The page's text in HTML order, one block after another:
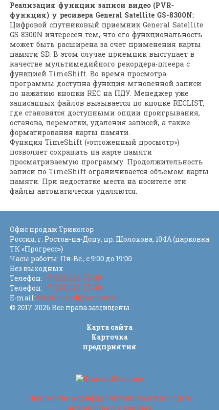
Реализация функции записи видео (PVR-
функция) у ресивера General Satellite GS-8300N:
Цифровой спутниковый приемник General Satellite
GS-8300N интересен тем, что его функциональность
может быть расширена за счет применения карты
памяти SD. В этом случае приемник выступает в
качестве мультимедийного рекордера-плеера с
функцией TimeShift. Во время просмотра
программы доступна функция мгновенной записи
по нажатию кнопки REC на ПДУ. Менеджер уже
записанных файлов вызывается по кнопке RECLIST,
где становятся доступными опции проигрывания,
останова, перемотки, удаления записей, а также
форматирования карты памяти.
Функция TimeShift («отложенный просмотр»)
позволяет сохранить на карте памяти
просматриваемую программу. Продолжительность
записи по TimeShift ограничивается объемом карты
памяти. При недостатке места на носителе эти
файлы автоматически удаляются.
Офис продаж Триколор
Россия, г. Ростов-на-Дону, пр. Шолохова, 104А (парковка
ТК «Прогресс»)
Часы работы: Пн-Вс., с 9:00 до 19:00
Без выходных
Телефон: +7(863)226-75-39
Телефон: +7(928)226-75-39
E-mail: tricolor.rnd@yandex.ru
© 2017-2026 Все права защищены.
Карта сайта
Карточка
предприятия
Положение о конфиденциальности и защите